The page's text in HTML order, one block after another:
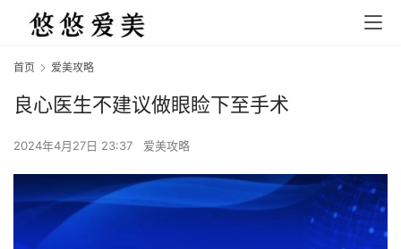
首页 爱美攻略
良心医生不建议做眼睑下至手术
2024年4月27日 23:37 爱美攻略